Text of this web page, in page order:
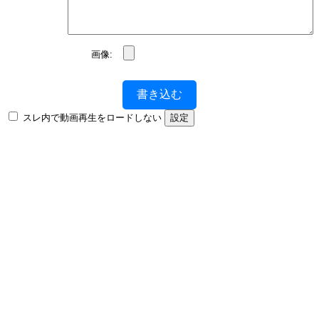
画像:
書き込む
スレ内で動画再生をロードしない